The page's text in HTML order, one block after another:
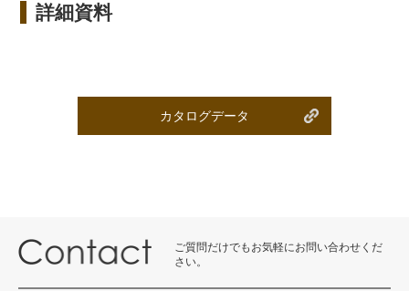
詳細資料
カタログデータ
ご質問だけでもお気軽にお問い合わせくだ
さい。